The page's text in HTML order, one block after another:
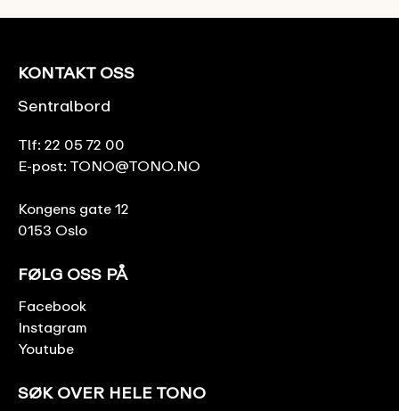
KONTAKT OSS
Sentralbord
Tlf: 22 05 72 00
E-post: TONO@TONO.NO
Kongens gate 12
0153 Oslo
FØLG OSS PÅ
Facebook
Instagram
Youtube
SØK OVER HELE TONO